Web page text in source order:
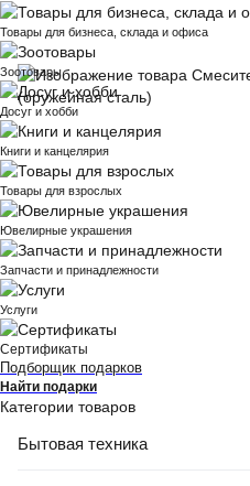
Товары для бизнеса, склада и офиса
Зоотовары
Досуг и хобби
Книги и канцелярия
Товары для взрослых
Ювелирные украшения
Запчасти и принадлежности
Услуги
Сертификаты
Подборщик подарков
Найти подарки
Категории товаров
Бытовая техника